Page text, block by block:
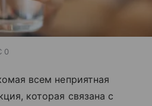
0
всем неприятная
которая связана с